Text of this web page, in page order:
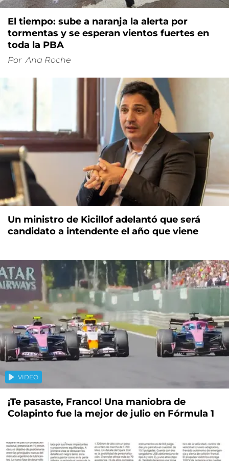
El tiempo: sube a naranja la alerta por
tormentas y se esperan vientos fuertes en
toda la PBA
Por Ana Roche
Un ministro de Kicillof adelantó que será
candidato a intendente el año que viene
VIDEO
¡Te pasaste, Franco! Una maniobra de
Colapinto fue la mejor de julio en Fórmula 1